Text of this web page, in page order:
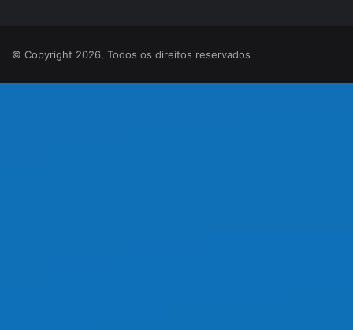
© Copyright 2026, Todos os direitos reservados